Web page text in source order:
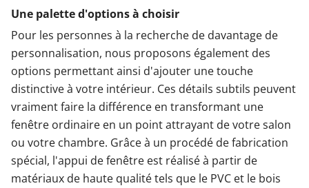
Une palette d'options à choisir
Pour les personnes à la recherche de davantage de
personnalisation, nous proposons également des
options permettant ainsi d'ajouter une touche
distinctive à votre intérieur. Ces détails subtils peuvent
vraiment faire la différence en transformant une
fenêtre ordinaire en un point attrayant de votre salon
ou votre chambre. Grâce à un procédé de fabrication
spécial, l'appui de fenêtre est réalisé à partir de
matériaux de haute qualité tels que le PVC et le bois